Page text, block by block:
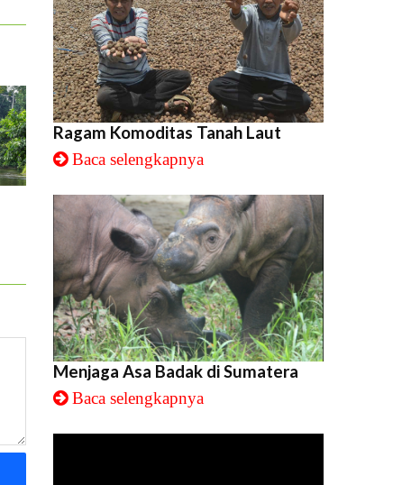
Ragam Komoditas Tanah Laut
Baca selengkapnya
Menjaga Asa Badak di Sumatera
Baca selengkapnya